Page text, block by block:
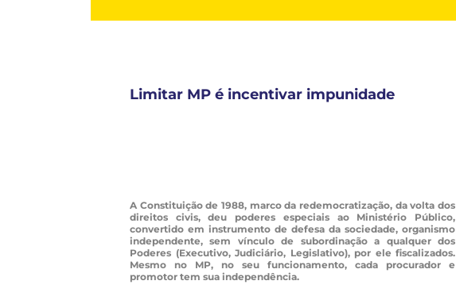
Limitar MP é incentivar impunidade
A Constituição de 1988, marco da redemocratização, da volta dos
direitos civis, deu poderes especiais ao Ministério Público,
convertido em instrumento de defesa da sociedade, organismo
independente, sem vínculo de subordinação a qualquer dos
Poderes (Executivo, Judiciário, Legislativo), por ele fiscalizados.
Mesmo no MP, no seu funcionamento, cada procurador e
promotor tem sua independência.